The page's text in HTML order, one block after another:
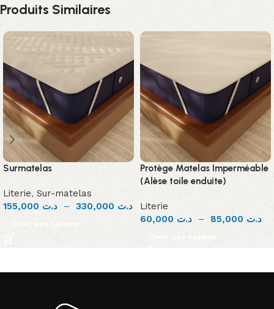
Produits Similaires
Surmatelas
Literie, Sur-matelas
د.ت
– د.ت330,000
Choix des options
Protège Matelas Imperméable
(Alèse toile enduite)
Literie
د.ت – د.ت85,000
Choix des options